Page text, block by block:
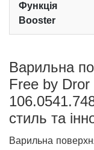
Функція
Booster
Варильна
Free by
стиль та
Варильна